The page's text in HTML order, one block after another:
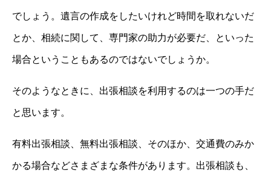
でしょう。遺言の作成をしたいけれど時間を取れないだ
とか、相続に関して、専門家の助力が必要だ、といった
場合ということもあるのではないでしょうか。
そのようなときに、出張相談を利用するのは一つの手だ
と思います。
有料出張相談、無料出張相談、そのほか、交通費のみか
かる場合などさまざまな条件があります。出張相談も、